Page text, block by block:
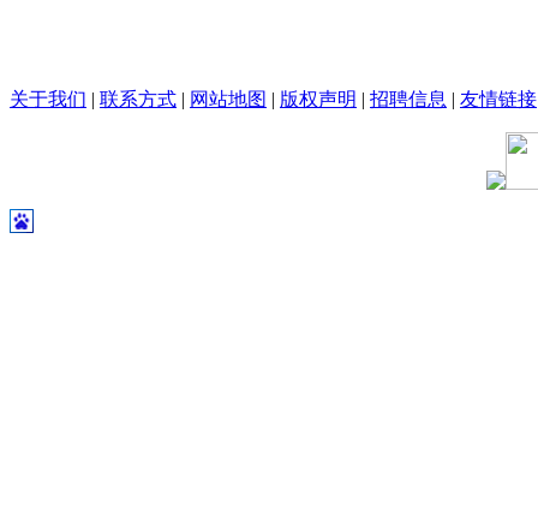
关于我们 | 联系方式 | 网站地图 | 版权声明 | 招聘信息 | 友情链接